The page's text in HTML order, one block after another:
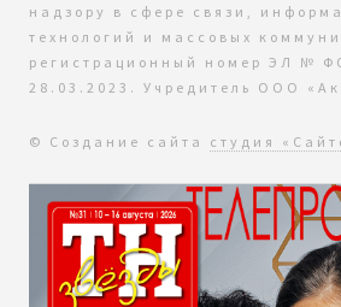
надзору в сфере связи,
технологий и массовых
регистрационный номер ЭЛ №
28.03.2023. Учредитель ООО
© Создание сайта студия